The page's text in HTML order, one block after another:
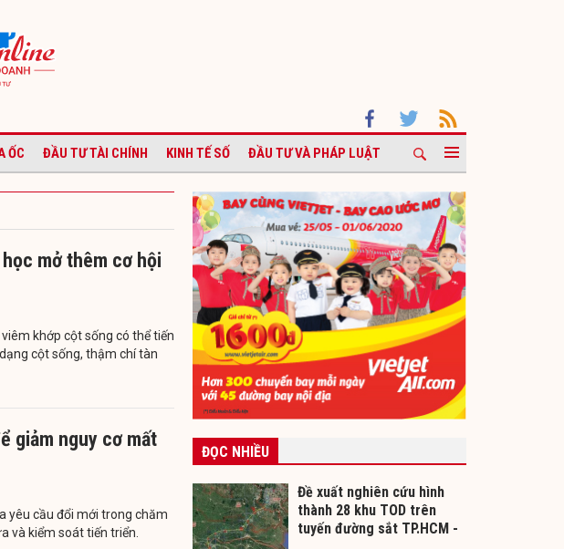
ỐC ĐẦU TƯ TÀI CHÍNH KINH TẾ SỐ ĐẦU TƯ VÀ PHÁP LUẬT
mở thêm cơ hội
khớp cột sống có thể tiến
cột sống, thậm chí tàn
giảm nguy cơ mất
yêu cầu đổi mới trong chăm
và kiểm soát tiến triển.
ĐỌC NHIỀU
Đề xuất nghiên cứu hình
thành 28 khu TOD trên
tuyến đường sắt TP.HCM -